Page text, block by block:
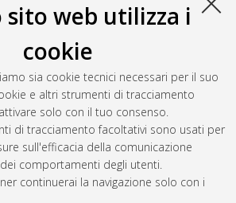
sito web utilizza i
cookie
sia cookie tecnici necessari per il suo
e altri strumenti di tracciamento
solo con il tuo consenso.
di tracciamento facoltativi sono usati per
sull'efficacia della comunicazione
comportamenti degli utenti.
continuerai la navigazione solo con i
di Bologna, Corso di Studio in
in the galaxy cluster RBS 797. [Laurea
di Bologna, Corso di Studio in
[LM-DM270]
generata ilSun Aug 9 14:48:24 2026
CEST